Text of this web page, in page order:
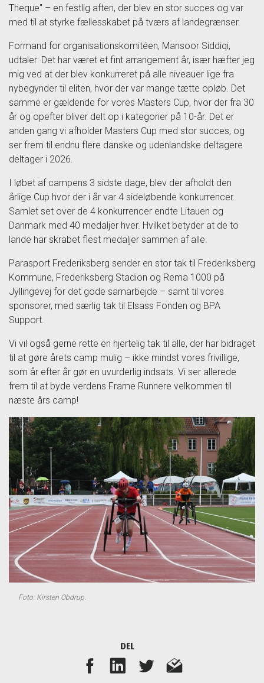
Theque" – en festlig aften, der blev en stor succes og var
med til at styrke fællesskabet på tværs af landegrænser.
Formand for organisationskomitéen, Mansoor Siddiqi,
udtaler: Det har været et fint arrangement år, især hæfter jeg
mig ved at der blev konkurreret på alle niveauer lige fra
nybegynder til eliten, hvor der var mange tætte opløb. Det
samme er gældende for vores Masters Cup, hvor der fra 30
år og opefter bliver delt op i kategorier på 10-år. Det er
anden gang vi afholder Masters Cup med stor succes, og
ser frem til endnu flere danske og udenlandske deltagere
deltager i 2026.
I løbet af campens 3 sidste dage, blev der afholdt den
årlige Cup hvor der i år var 4 sideløbende konkurrencer.
Samlet set over de 4 konkurrencer endte Litauen og
Danmark med 40 medaljer hver. Hvilket betyder at de to
lande har skrabet flest medaljer sammen af alle.
Parasport Frederiksberg sender en stor tak til Frederiksberg
Kommune, Frederiksberg Stadion og Rema 1000 på
Jyllingevej for det gode samarbejde – samt til vores
sponsorer, med særlig tak til Elsass Fonden og BPA
Support.
Vi vil også gerne rette en hjertelig tak til alle, der har bidraget
til at gøre årets camp mulig – ikke mindst vores frivillige,
som år efter år gør en uvurderlig indsats. Vi ser allerede
frem til at byde verdens Frame Runnere velkommen til
næste års camp!
Foto: Kirsten Obdrup.
DEL